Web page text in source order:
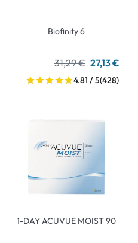
Biofinity 6
31,29 € 27,13 €
4.81 / 5(428)
1-DAY ACUVUE MOIST 90